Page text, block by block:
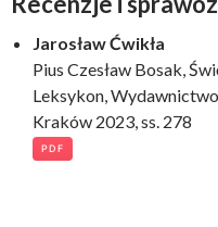
Jarosław Ćwikła
Pius Czesław Bosak,
Leksykon, Wydawnictwo
Kraków 2023, ss. 278
PDF